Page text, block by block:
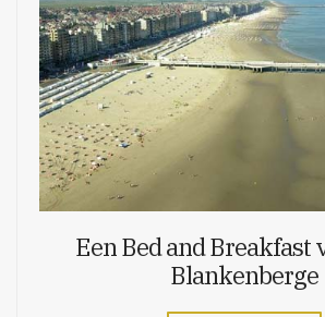
Een Bed and Breakfast
Blankenberge